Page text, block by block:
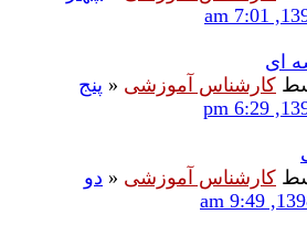
ای
کارشناس آموزشی « پنج
کارشناس آموزشی « دو